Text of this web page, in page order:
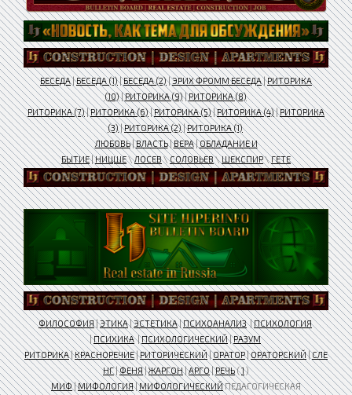
БЕСЕДА|БЕСЕДА (1)|БЕСЕДА (2)|ЭРИХ ФРОММ БЕСЕДА|РИТОРИКА
(10)|РИТОРИКА (9)|РИТОРИКА (8)
РИТОРИКА (7)|РИТОРИКА (6)|РИТОРИКА (5)|РИТОРИКА (4)|РИТОРИКА
(3)|РИТОРИКА (2)|РИТОРИКА (1)
ЛЮБОВЬ|ВЛАСТЬ|ВЕРА|ОБЛАДАНИЕ И
БЫТИЕ|НИЦШЕ\ЛОСЕВ\СОЛОВЬЕВ\ШЕКСПИР\ГЕТЕ
ФИЛОСОФИЯ|ЭТИКА|ЭСТЕТИКА|ПСИХОАНАЛИЗ|ПСИХОЛОГИЯ
|ПСИХИКА|ПСИХОЛОГИЧЕСКИЙ|РАЗУМ
РИТОРИКА|КРАСНОРЕЧИЕ|РИТОРИЧЕСКИЙ|ОРАТОР|ОРАТОРСКИЙ|СЛЕ
НГ|ФЕНЯ|ЖАРГОН|АРГО|РЕЧЬ(1)
МИФ|МИФОЛОГИЯ|МИФОЛОГИЧЕСКИЙПЕДАГОГИЧЕСКАЯ